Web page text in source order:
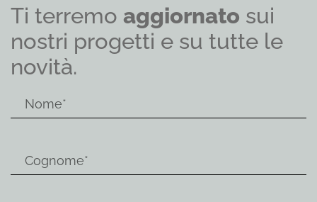
Ti terremo aggiornato sui
nostri progetti e su tutte le
novità.